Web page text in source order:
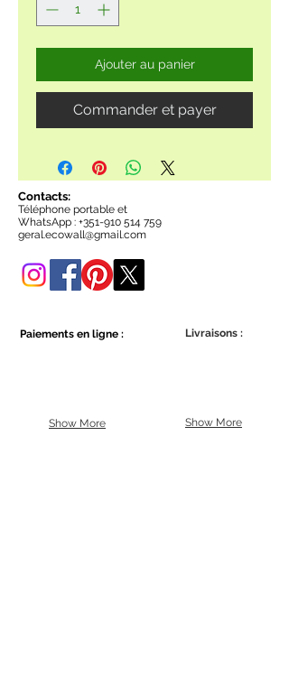
Ajouter au panier
Commander et payer
Contacts:
Téléphone portable et
WhatsApp : +351-910 514 759
geral.ecowall@gmail.com
Paiements en ligne :
Show More
Livraisons :
Show More